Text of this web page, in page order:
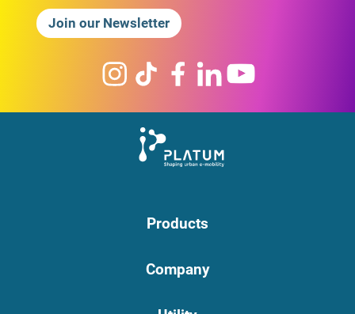
Join our Newsletter
Products
Company